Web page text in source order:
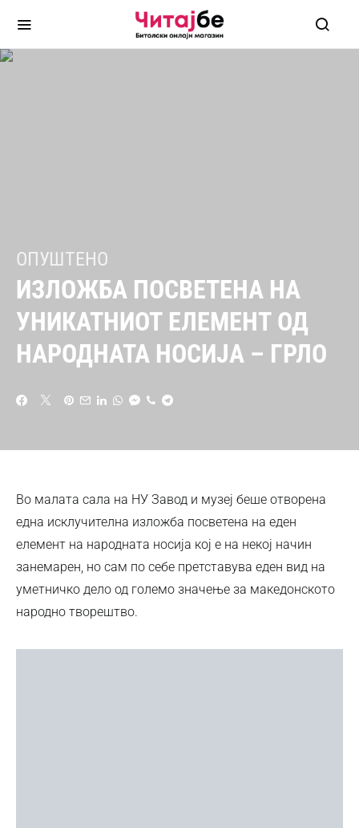
ОПУШТЕНО
ИЗЛОЖБА ПОСВЕТЕНА НА
УНИКАТНИОТ ЕЛЕМЕНТ ОД
НАРОДНАТА НОСИЈА – ГРЛО
Во малата сала на НУ Завод и музеј беше отворена
една исклучителна изложба посветена на еден
елемент на народната носија кој е на некој начин
занемарен, но сам по себе претставува еден вид на
уметничко дело од големо значење за македонското
народно творештво.